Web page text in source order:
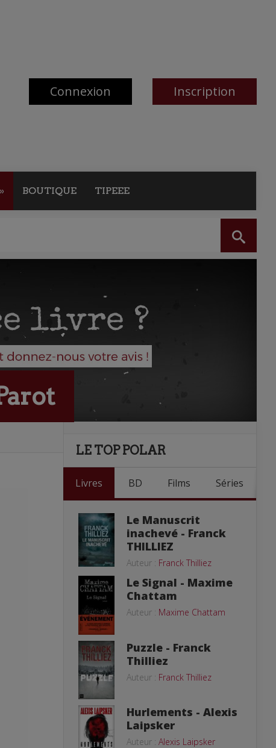
Connexion Inscription
» BOUTIQUE TIPEEE
LE TOP POLAR
Livres BD Films Séries
Le Manuscrit
inachevé - Franck
THILLIEZ
Auteur : Franck Thilliez
Le Signal - Maxime
Chattam
Auteur : Maxime Chattam
Puzzle - Franck
Thilliez
Auteur : Franck Thilliez
Hurlements - Alexis
Laipsker
Auteur : Alexis Laipsker